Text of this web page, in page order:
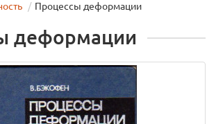
Процессы деформации
деформации